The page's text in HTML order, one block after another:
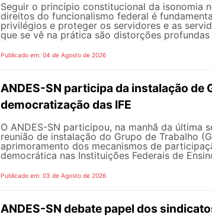
Seguir o princípio constitucional da isonomia
direitos do funcionalismo federal é
privilégios e proteger os servidores e as
que se vê na prática são distorções profundas
Publicado em: 04 de Agosto de 2026
ANDES-SN participa da instalação de
democratização das IFE
O ANDES-SN participou, na manhã da última
reunião de instalação do Grupo de Trabalho
aprimoramento dos mecanismos de
democrática nas Instituições Federais de
Publicado em: 03 de Agosto de 2026
ANDES-SN debate papel dos